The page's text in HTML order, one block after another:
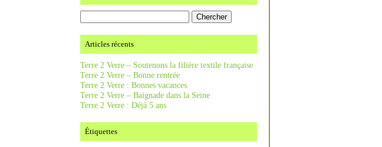
Articles récents
Terre 2 Verre – Soutenons la filière textile française
Terre 2 Verre – Bonne rentrée
Terre 2 Verre : Bonnes vacances
Terre 2 Verre – Baignade dans la Seine
Terre 2 Verre : Déjà 5 ans
Étiquettes